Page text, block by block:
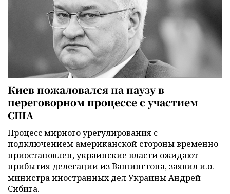
Киев пожаловался на паузу в
переговорном процессе с участием
США
Процесс мирного урегулирования с
подключением американской стороны временно
приостановлен, украинские власти ожидают
прибытия делегации из Вашингтона, заявил и.о.
министра иностранных дел Украины Андрей
Сибига.